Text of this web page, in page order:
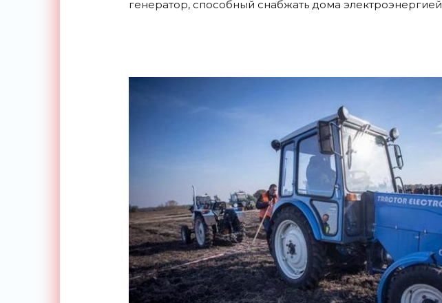
генератор, способный снабжать дома электроэнергией